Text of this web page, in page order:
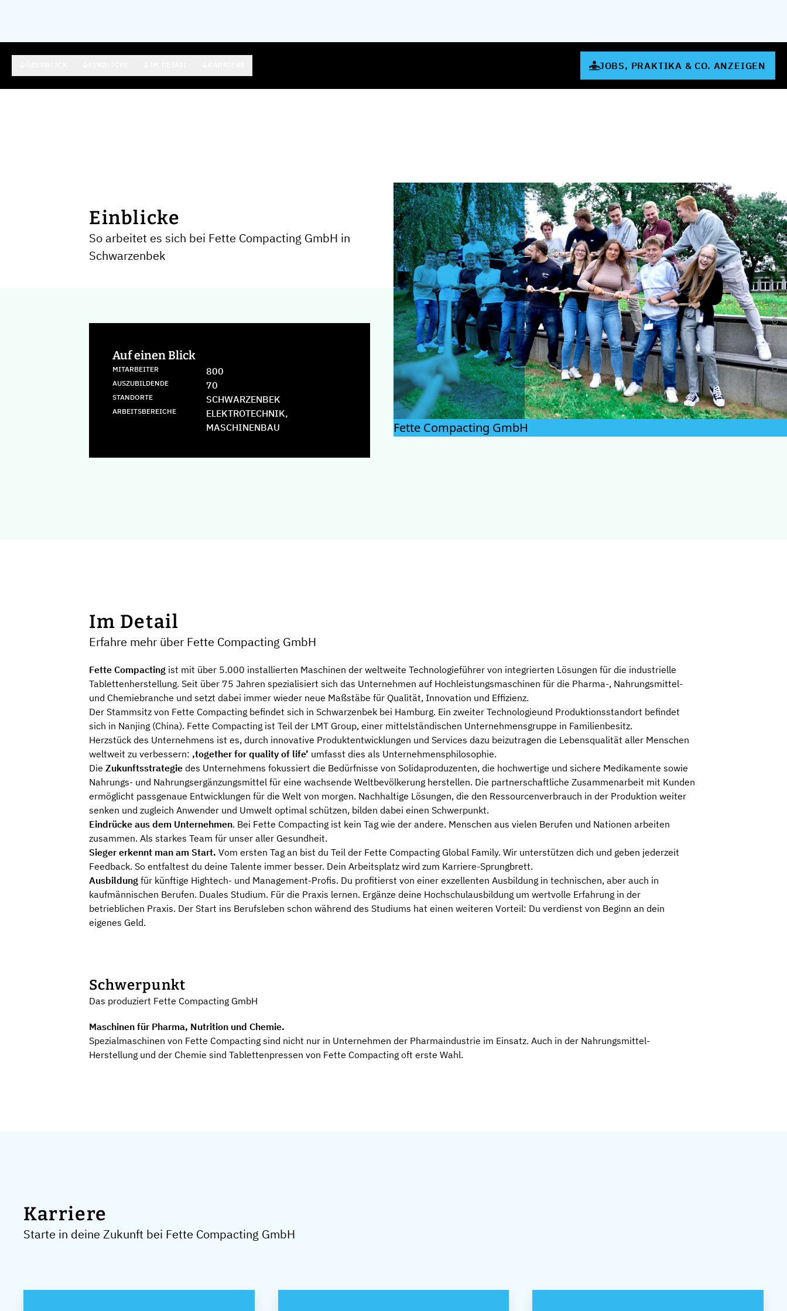
JOBS, PRAKTIKA & CO. ANZEIGEN
Einblicke
So arbeitet es sich bei Fette Compacting GmbH in
Schwarzenbek
© FETTE COMPACTING GMBH
Fette Compacting GmbH
Auf einen Blick
MITARBEITER 800
AUSZUBILDENDE 70
STANDORTE SCHWARZENBEK
ARBEITSBEREICHE
ELEKTROTECHNIK,
MASCHINENBAU
Im Detail
Erfahre mehr über Fette Compacting GmbH
Fette Compacting ist mit über 5.000 installierten Maschinen der weltweite Technologieführer von integrierten Lösungen für die industrielle
Tablettenherstellung. Seit über 75 Jahren spezialisiert sich das Unternehmen auf Hochleistungsmaschinen für die Pharma-, Nahrungsmittel-
und Chemiebranche und setzt dabei immer wieder neue Maßstäbe für Qualität, Innovation und Effizienz.
Der Stammsitz von Fette Compacting befindet sich in Schwarzenbek bei Hamburg. Ein zweiter Technologieund Produktionsstandort befindet
sich in Nanjing (China). Fette Compacting ist Teil der LMT Group, einer mittelständischen Unternehmensgruppe in Familienbesitz.
Herzstück des Unternehmens ist es, durch innovative Produktentwicklungen und Services dazu beizutragen die Lebensqualität aller Menschen
weltweit zu verbessern: ‚together for quality of life’ umfasst dies als Unternehmensphilosophie.
Die Zukunftsstrategie des Unternehmens fokussiert die Bedürfnisse von Solidaproduzenten, die hochwertige und sichere Medikamente sowie
Nahrungs- und Nahrungsergänzungsmittel für eine wachsende Weltbevölkerung herstellen. Die partnerschaftliche Zusammenarbeit mit Kunden
ermöglicht passgenaue Entwicklungen für die Welt von morgen. Nachhaltige Lösungen, die den Ressourcenverbrauch in der Produktion weiter
senken und zugleich Anwender und Umwelt optimal schützen, bilden dabei einen Schwerpunkt.
Eindrücke aus dem Unternehmen. Bei Fette Compacting ist kein Tag wie der andere. Menschen aus vielen Berufen und Nationen arbeiten
zusammen. Als starkes Team für unser aller Gesundheit.
Sieger erkennt man am Start. Vom ersten Tag an bist du Teil der Fette Compacting Global Family. Wir unterstützen dich und geben jederzeit
Feedback. So entfaltest du deine Talente immer besser. Dein Arbeitsplatz wird zum Karriere-Sprungbrett.
Ausbildung für künftige Hightech- und Management-Profis. Du profitierst von einer exzellenten Ausbildung in technischen, aber auch in
kaufmännischen Berufen. Duales Studium. Für die Praxis lernen. Ergänze deine Hochschulausbildung um wertvolle Erfahrung in der
betrieblichen Praxis. Der Start ins Berufsleben schon während des Studiums hat einen weiteren Vorteil: Du verdienst von Beginn an dein
eigenes Geld.
Schwerpunkt
Das produziert Fette Compacting GmbH
Maschinen für Pharma, Nutrition und Chemie.
Spezialmaschinen von Fette Compacting sind nicht nur in Unternehmen der Pharmaindustrie im Einsatz. Auch in der Nahrungsmittel-
Herstellung und der Chemie sind Tablettenpressen von Fette Compacting oft erste Wahl.
Karriere
Starte in deine Zukunft bei Fette Compacting GmbH